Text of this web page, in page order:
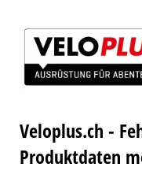
Veloplus.ch -
Produktdaten